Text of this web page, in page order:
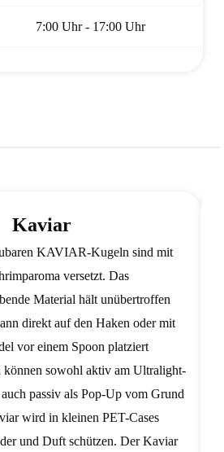
7:00 Uhr - 17:00 Uhr
Kaviar
KAVIAR-Kugeln sind mit
versetzt. Das
Material hält unübertroffen
direkt auf den Haken oder mit
vor einem Spoon platziert
sowohl aktiv am Ultralight-
passiv als Pop-Up vom Grund
wird in kleinen PET-Cases
und Duft schützen. Der Kaviar